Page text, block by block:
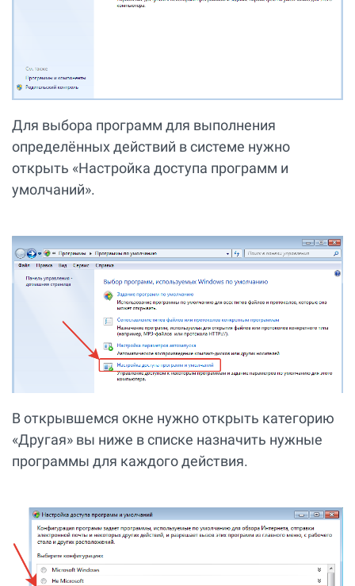
Для выбора программ для выполнения
определённых действий в системе нужно
открыть «Настройка доступа программ и
умолчаний».
В открывшемся окне нужно открыть категорию
«Другая» вы ниже в списке назначить нужные
программы для каждого действия.